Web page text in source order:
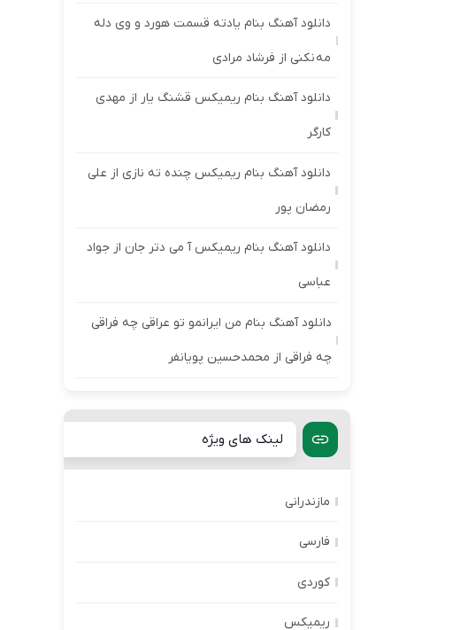
دانلود آهنگ بنام یادته قسمت هورد و وی دله
مه نکنی از فرشاد مرادی
دانلود آهنگ بنام ریمیکس قشنگ یار از مهدی
کارگر
دانلود آهنگ بنام ریمیکس چنده ته نازی از علی
رمضان پور
دانلود آهنگ بنام ریمیکس آ می دتر جان از جواد
عباسی
دانلود آهنگ بنام من ایرانمو تو عراقی چه فراقی
چه فراقی از محمدحسین پویانفر
لینک های ویژه
مازندرانی
فارسی
کوردی
ریمیکس